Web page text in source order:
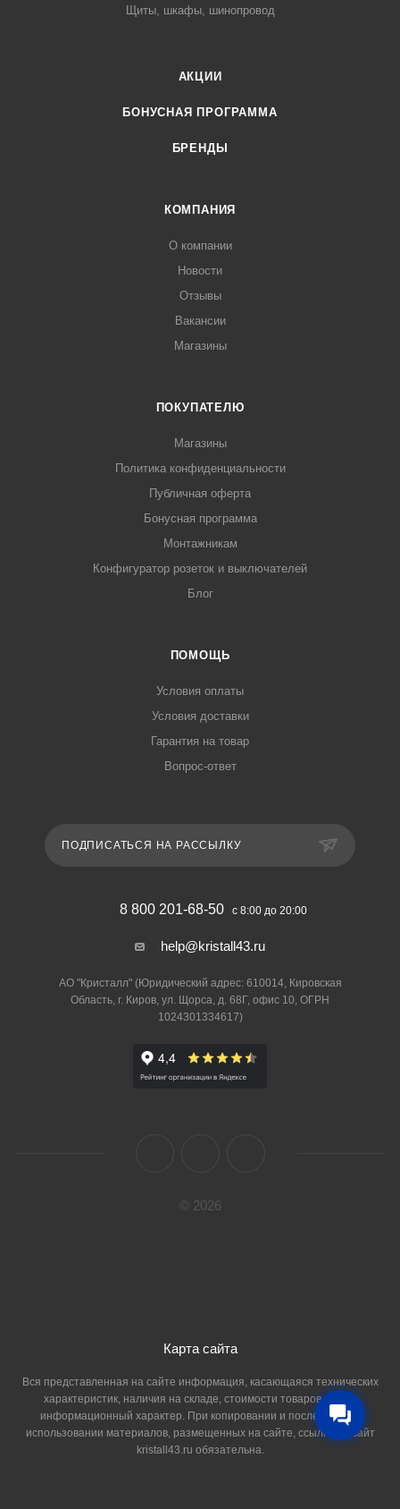
Щиты, шкафы, шинопровод
АКЦИИ
БОНУСНАЯ ПРОГРАММА
БРЕНДЫ
КОМПАНИЯ
О компании
Новости
Отзывы
Вакансии
Магазины
ПОКУПАТЕЛЮ
Магазины
Политика конфиденциальности
Публичная оферта
Бонусная программа
Монтажникам
Конфигуратор розеток и выключателей
Блог
ПОМОЩЬ
Условия оплаты
Условия доставки
Гарантия на товар
Вопрос-ответ
ПОДПИСАТЬСЯ НА РАССЫЛКУ
8 800 201-68-50 с 8:00 до 20:00
help@kristall43.ru
АО "Кристалл" (Юридический адрес: 610014, Кировская
Область, г. Киров, ул. Щорса, д. 68Г, офис 10, ОГРН
1024301334617)
© 2026
Карта сайта
Вся представленная на сайте информация, касающаяся технических
характеристик, наличия на складе, стоимости товаров, носит
информационный характер. При копировании и последующем
использовании материалов, размещенных на сайте, ссылка на сайт
kristall43.ru обязательна.